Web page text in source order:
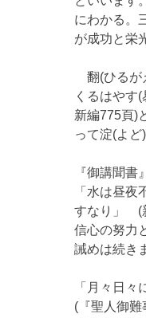
にわかる。
が成功と栄
翻(ひるが
くるはやす
新編775頁)
って淀(よ
『御講聞書
「水は昼
すなり」　(
信心の努力
誡めは続き
「月々日
(『聖人御難